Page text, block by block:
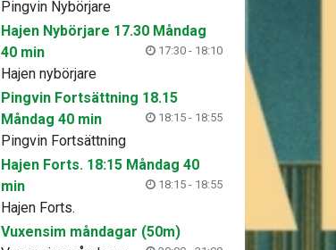
Pingvin Nybörjare
Hajen Nybörjare 17.30 Måndag
40 min
17:30 - 18:10
Hajen nybörjare
Pingvin Fortsättning 18.15
Måndag 40 min
18:15 - 18:55
Pingvin Fortsättning
Hajen Forts. 18:15 Måndag 40
min
18:15 - 18:55
Hajen Forts.
Vuxensim måndagar (50m)